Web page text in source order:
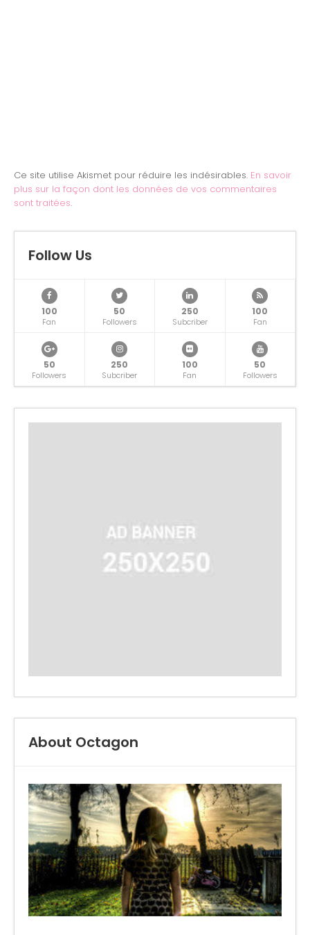
Ce site utilise Akismet pour réduire les indésirables. En savoir
plus sur la façon dont les données de vos commentaires
sont traitées.
Follow Us
100
Fan
50
Followers
250
Subcriber
100
Fan
50
Followers
250
Subcriber
100
Fan
50
Followers
About Octagon